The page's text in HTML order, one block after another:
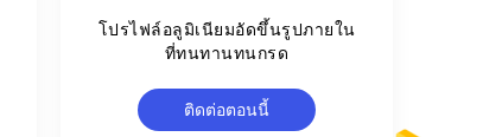
โปรไฟล์อลูมิเนียมอัดขึ้นรูปภายใน
ที่ทนทานทนกรด
ติดต่อตอนนี้